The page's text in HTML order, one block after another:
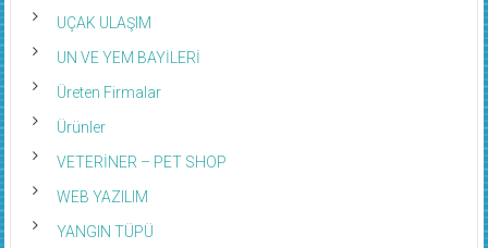
UÇAK ULAŞIM
UN VE YEM BAYİLERİ
Üreten Firmalar
Ürünler
VETERİNER – PET SHOP
WEB YAZILIM
YANGIN TÜPÜ